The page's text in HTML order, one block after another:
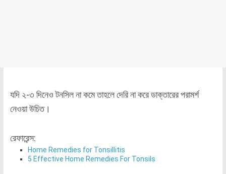
যদি ২-৩ দিনেও টনসিল না কমে তাহলে দেরি না করে ডাক্তারের পরামর্শ
নেওয়া উচিত।
রেফারেন্স:
Home Remedies for Tonsillitis
5 Effective Home Remedies For Tonsils